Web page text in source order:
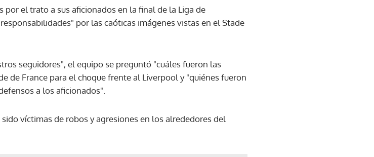
el trato a sus aficionados en la final de la Liga de
por las caóticas imágenes vistas en el Stade
seguidores", el equipo se preguntó "cuáles fueron las
de France para el choque frente al Liverpool y "quiénes fueron
a los aficionados".
víctimas de robos y agresiones en los alrededores del